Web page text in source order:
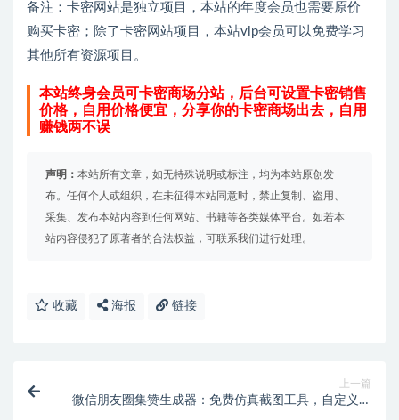
备注：卡密网站是独立项目，本站的年度会员也需要原价
购买卡密；除了卡密网站项目，本站vip会员可以免费学习
其他所有资源项目。
本站终身会员可卡密商场分站，后台可设置卡密销售
价格，自用价格便宜，分享你的卡密商场出去，自用
赚钱两不误
声明： 本站所有文章，如无特殊说明或标注，均为本站原创发
布。任何个人或组织，在未征得本站同意时，禁止复制、盗用、
采集、发布本站内容到任何网站、书籍等各类媒体平台。如若本
站内容侵犯了原著者的合法权益，可联系我们进行处理。
收藏 海报 链接
上一篇
微信朋友圈集赞生成器：免费仿真截图工具，自定义点